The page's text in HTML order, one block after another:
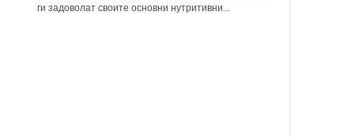
ги задоволат своите основни нутритивни...